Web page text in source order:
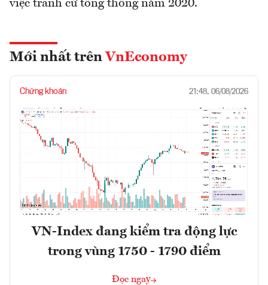
việc tranh cử tổng thống năm 2020.
Mới nhất trên VnEconomy
Chứng khoán 21:48, 06/08/2026
VN-Index đang kiểm tra động lực
trong vùng 1750 - 1790 điểm
Đọc ngay